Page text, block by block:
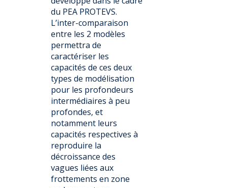
du PEA PROTEVS.
L’inter-comparaison
entre les 2 modèles
permettra de
caractériser les
capacités de ces deux
types de modélisation
pour les profondeurs
intermédiaires à peu
profondes, et
notamment leurs
capacités respectives à
reproduire la
décroissance des
vagues liées aux
frottements en zone